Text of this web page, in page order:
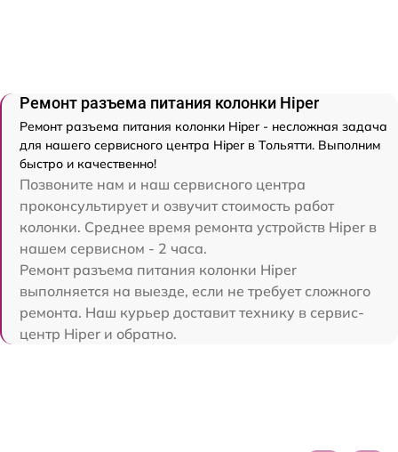
Ремонт разъема питания колонки Hiper
Ремонт разъема питания колонки Hiper - несложная задача
для нашего сервисного центра Hiper в Тольятти. Выполним
быстро и качественно!
Позвоните нам и наш сервисного центра
проконсультирует и озвучит стоимость работ
колонки. Среднее время ремонта устройств Hiper в
нашем сервисном - 2 часа.
Ремонт разъема питания колонки Hiper
выполняется на выезде, если не требует сложного
ремонта. Наш курьер доставит технику в сервис-
центр Hiper и обратно.